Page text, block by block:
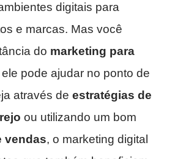
digitais para
e marcas. Mas você
do marketing para
pode ajudar no ponto de
através de estratégias de
ou utilizando um bom
vendas, o marketing digital